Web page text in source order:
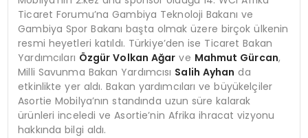
Ticaret Forumu’na Gambiya Teknoloji Bakanı ve
Gambiya Spor Bakanı başta olmak üzere birçok ülkenin
resmi heyetleri katıldı. Türkiye’den ise Ticaret Bakan
Yardımcıları Özgür Volkan Ağar ve Mahmut Gürcan,
Milli Savunma Bakan Yardımcısı Salih Ayhan da
etkinlikte yer aldı. Bakan yardımcıları ve büyükelçiler
Asortie Mobilya’nın standında uzun süre kalarak
ürünleri inceledi ve Asortie’nin Afrika ihracat vizyonu
hakkında bilgi aldı.